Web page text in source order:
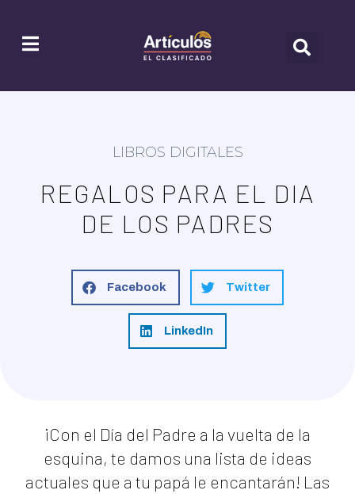
LIBROS DIGITALES
REGALOS PARA EL DIA
DE LOS PADRES
Facebook Twitter
LinkedIn
¡Con el Día del Padre a la vuelta de la
esquina, te damos una lista de ideas
actuales que a tu papá le encantarán! Las